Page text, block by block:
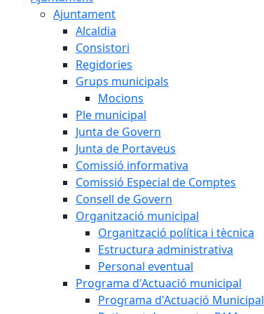
Ajuntament
Alcaldia
Consistori
Regidories
Grups municipals
Mocions
Ple municipal
Junta de Govern
Junta de Portaveus
Comissió informativa
Comissió Especial de Comptes
Consell de Govern
Organització municipal
Organització política i tècnica
Estructura administrativa
Personal eventual
Programa d'Actuació municipal
Programa d'Actuació Municipal